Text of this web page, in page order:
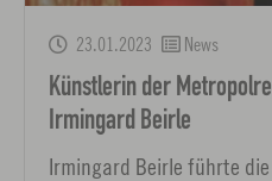
23.01.2023 News
Künstlerin der
Irmingard Beirle
Irmingard Beirle führte